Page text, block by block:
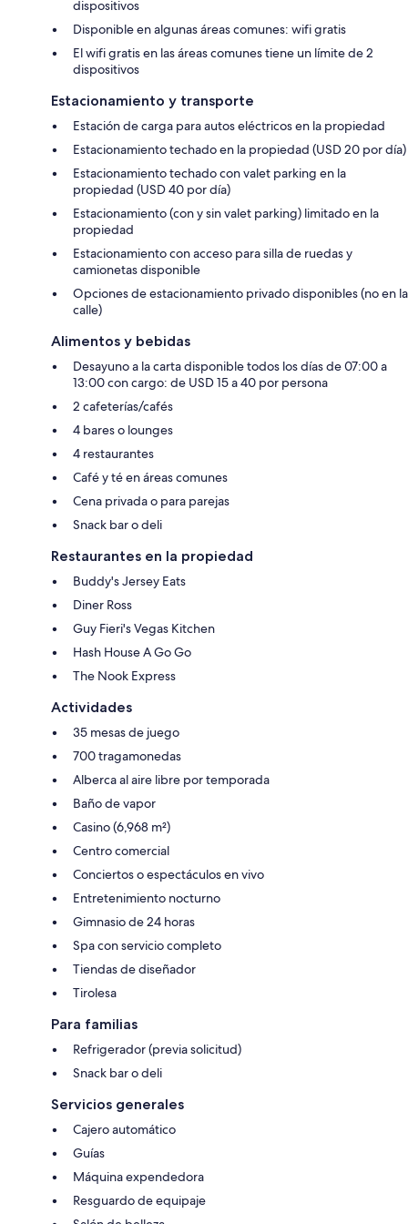
dispositivos
Disponible en algunas áreas comunes: wifi gratis
El wifi gratis en las áreas comunes tiene un límite de 2
dispositivos
Estacionamiento y transporte
Estación de carga para autos eléctricos en la propiedad
Estacionamiento techado en la propiedad (USD 20 por día)
Estacionamiento techado con valet parking en la
propiedad (USD 40 por día)
Estacionamiento (con y sin valet parking) limitado en la
propiedad
Estacionamiento con acceso para silla de ruedas y
camionetas disponible
Opciones de estacionamiento privado disponibles (no en la
calle)
Alimentos y bebidas
Desayuno a la carta disponible todos los días de 07:00 a
13:00 con cargo: de USD 15 a 40 por persona
2 cafeterías/cafés
4 bares o lounges
4 restaurantes
Café y té en áreas comunes
Cena privada o para parejas
Snack bar o deli
Restaurantes en la propiedad
Buddy's Jersey Eats
Diner Ross
Guy Fieri's Vegas Kitchen
Hash House A Go Go
The Nook Express
Actividades
35 mesas de juego
700 tragamonedas
Alberca al aire libre por temporada
Baño de vapor
Casino (6,968 m²)
Centro comercial
Conciertos o espectáculos en vivo
Entretenimiento nocturno
Gimnasio de 24 horas
Spa con servicio completo
Tiendas de diseñador
Tirolesa
Para familias
Refrigerador (previa solicitud)
Snack bar o deli
Servicios generales
Cajero automático
Guías
Máquina expendedora
Resguardo de equipaje